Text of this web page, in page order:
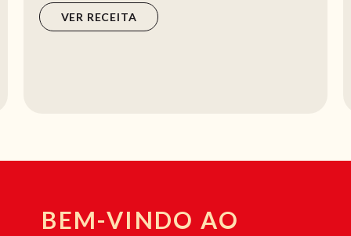
deliciosa c...
VER RECEITA
BEM-VINDO AO